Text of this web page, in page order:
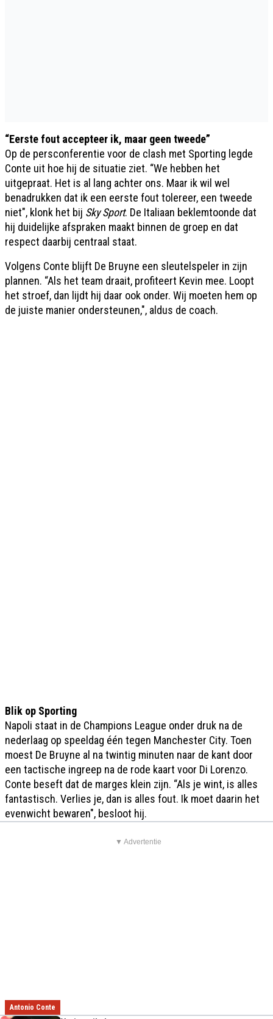
“Eerste fout accepteer ik, maar geen tweede”
Op de persconferentie voor de clash met Sporting legde
Conte uit hoe hij de situatie ziet. “We hebben het
uitgepraat. Het is al lang achter ons. Maar ik wil wel
benadrukken dat ik een eerste fout tolereer, een tweede
niet", klonk het bij Sky Sport. De Italiaan beklemtoonde dat
hij duidelijke afspraken maakt binnen de groep en dat
respect daarbij centraal staat.
Volgens Conte blijft De Bruyne een sleutelspeler in zijn
plannen. “Als het team draait, profiteert Kevin mee. Loopt
het stroef, dan lijdt hij daar ook onder. Wij moeten hem op
de juiste manier ondersteunen,", aldus de coach.
Blik op Sporting
Napoli staat in de Champions League onder druk na de
nederlaag op speeldag één tegen Manchester City. Toen
moest De Bruyne al na twintig minuten naar de kant door
een tactische ingreep na de rode kaart voor Di Lorenzo.
Conte beseft dat de marges klein zijn. “Als je wint, is alles
fantastisch. Verlies je, dan is alles fout. Ik moet daarin het
evenwicht bewaren", besloot hij.
▼ Advertentie
Antonio Conte